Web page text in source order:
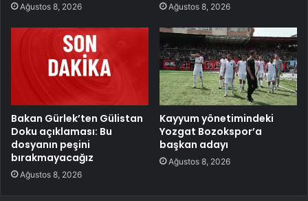
Ağustos 8, 2026 Ağustos 8, 2026
Bakan Gürlek’ten Gülistan
Doku açıklaması: Bu
dosyanın peşini
bırakmayacağız
Ağustos 8, 2026
Kayyum yönetimindeki
Yozgat Bozokspor’a
başkan adayı
Ağustos 8, 2026